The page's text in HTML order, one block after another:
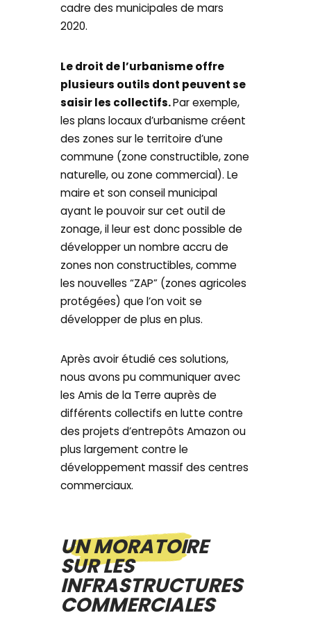
cadre des municipales de mars
2020.
Le droit de l’urbanisme offre
plusieurs outils dont peuvent se
saisir les collectifs.Par exemple,
les plans locaux d’urbanisme créent
des zones sur le territoire d’une
commune (zone constructible, zone
naturelle, ou zone commercial). Le
maire et son conseil municipal
ayant le pouvoir sur cet outil de
zonage, il leur est donc possible de
développer un nombre accru de
zones non constructibles, comme
les nouvelles “ZAP” (zones agricoles
protégées) que l’on voit se
développer de plus en plus.
Après avoir étudié ces solutions,
nous avons pu communiquer avec
les Amis de la Terre auprès de
différents collectifs en lutte contre
des projets d’entrepôts Amazon ou
plus largement contre le
développement massif des centres
commerciaux.
UN MORATOIRE
SUR LES
INFRASTRUCTURES
COMMERCIALES